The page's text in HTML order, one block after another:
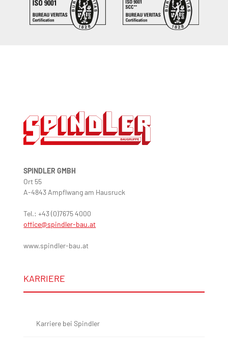
SPINDLER GMBH
Ort 55
A-4843 Ampflwang am Hausruck
Tel.: +43 (0)7675 4000
office@spindler-bau.at
www.spindler-bau.at
KARRIERE
Karriere bei Spindler